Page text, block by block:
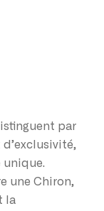
par
unique.
une Chiron,
la